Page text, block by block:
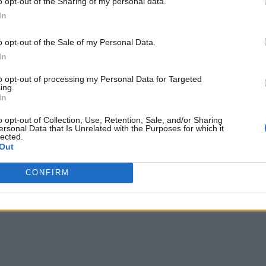
opt-out of the Sale of my Personal Data.
opt-out of processing my Personal Data for Targeted
opt-out of Collection, Use, Retention, Sale, and/or Sharing
Data that Is Unrelated with the Purposes for which it
CONFIRM
cupa a câștigat-o Safonov, rusul din poarta lui
Și asta, pentru că doi jucători ai lui Arsenal n-au
din dreapta lui Safonov, iar brazilianul Gabriel
Gabriel – se grăbesc să ajungă în America de
fel, mulți dintre colegii lor. Inclusiv portarul Raya.
a ales barbaria războiului.